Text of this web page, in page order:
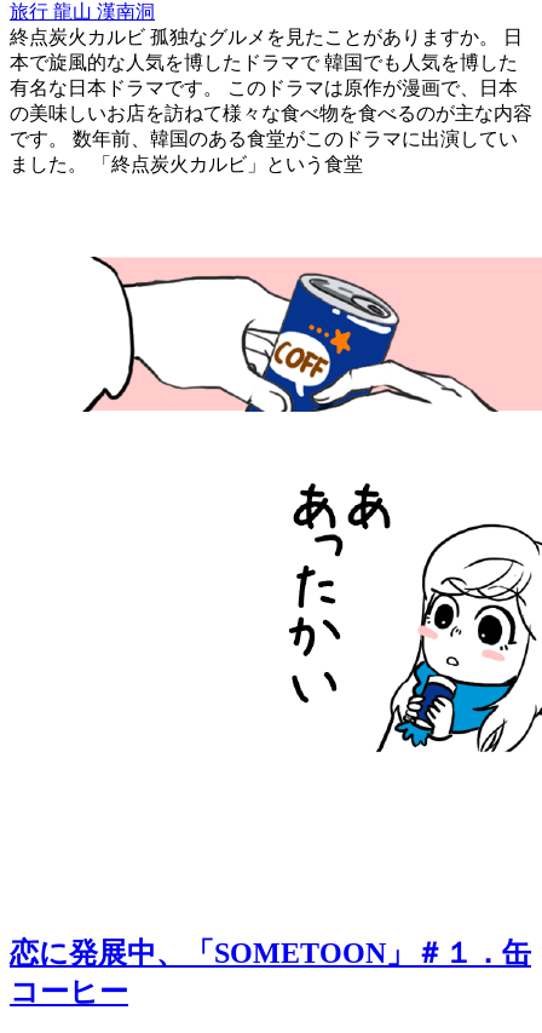
旅行 龍山 漢南洞
終点炭火カルビ 孤独なグルメを見たことがありますか。 日
本で旋風的な人気を博したドラマで 韓国でも人気を博した
有名な日本ドラマです。 このドラマは原作が漫画で、日本
の美味しいお店を訪ねて様々な食べ物を食べるのが主な内容
です。 数年前、韓国のある食堂がこのドラマに出演してい
ました。 「終点炭火カルビ」という食堂
恋に発展中、「SOMETOON」＃１．缶
コーヒー